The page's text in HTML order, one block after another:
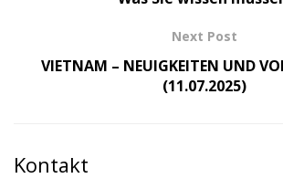
Next Post
VIETNAM – NEUIGKEITEN UND
(11.07.2025)
Kontakt